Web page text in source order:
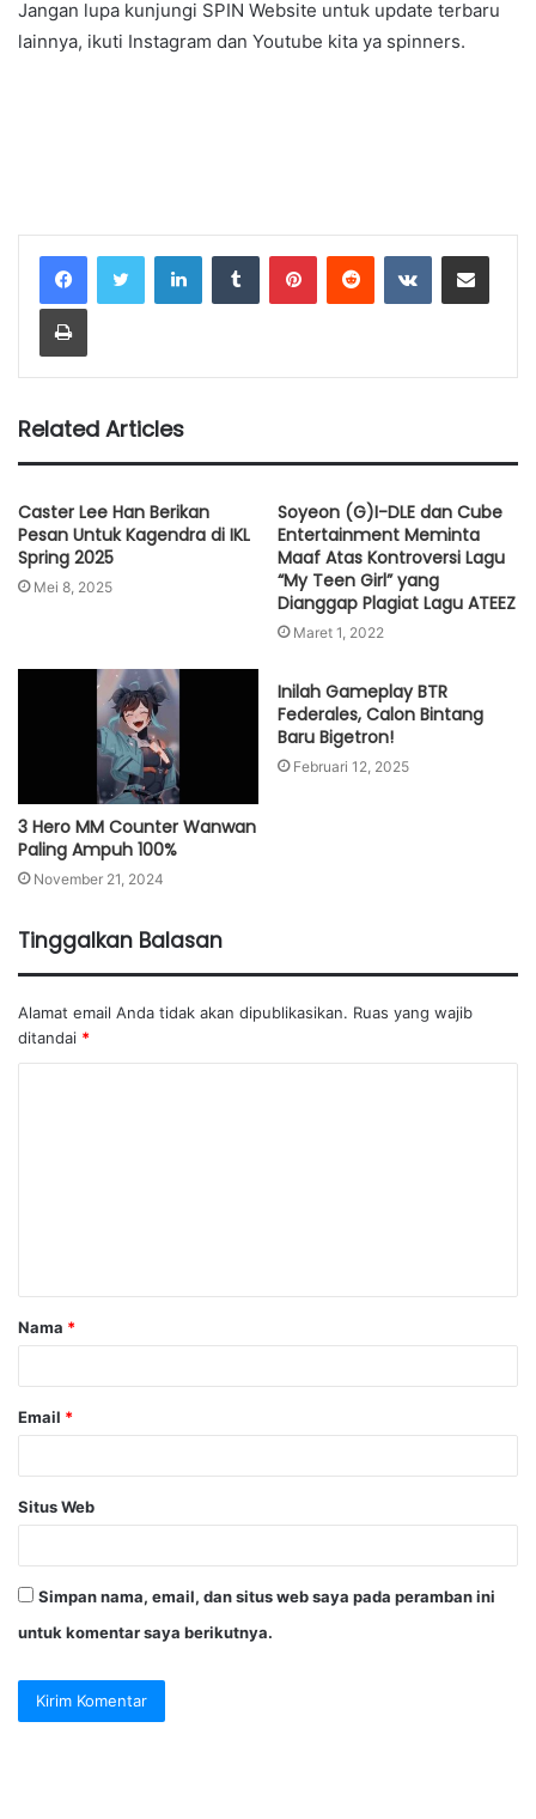
Jangan lupa kunjungi SPIN Website untuk update terbaru
lainnya, ikuti Instagram dan Youtube kita ya spinners.
LinkedInTumblr PinterestReddit VKontakteShare via Email
Print
Related Articles
Caster Lee Han Berikan
Pesan Untuk Kagendra di IKL
Spring 2025
Mei 8, 2025
Soyeon (G)I-DLE dan Cube
Entertainment Meminta
Maaf Atas Kontroversi Lagu
“My Teen Girl” yang
Dianggap Plagiat Lagu ATEEZ
Maret 1, 2022
3 Hero MM Counter Wanwan
Paling Ampuh 100%
November 21, 2024
Inilah Gameplay BTR
Federales, Calon Bintang
Baru Bigetron!
Februari 12, 2025
Tinggalkan Balasan
Alamat email Anda tidak akan dipublikasikan. Ruas yang wajib
ditandai *
a
r
Nama *
Email *
Situs Web
Simpan nama, email, dan situs web saya pada peramban ini
untuk komentar saya berikutnya.